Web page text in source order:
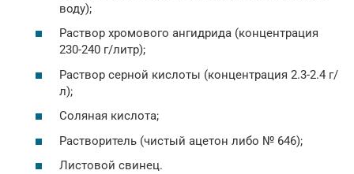
воду);
Раствор хромового ангидрида (концентрация
230-240 г/литр);
Раствор серной кислоты (концентрация 2.3-2.4 г/
л);
Соляная кислота;
Растворитель (чистый ацетон либо № 646);
Листовой свинец.